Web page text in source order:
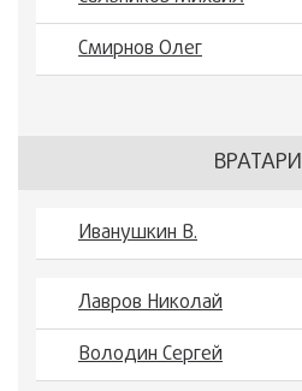
Смирнов Олег
ВРАТАРИ
Иванушкин В.
Лавров Николай
Володин Сергей